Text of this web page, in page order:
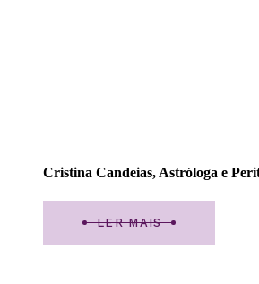
Cristina Candeias, Astróloga e
LER MAIS